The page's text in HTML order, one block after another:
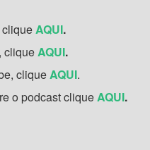
AQUI.
cliqueAQUI.
cliqueAQUI.
o podcast cliqueAQUI.